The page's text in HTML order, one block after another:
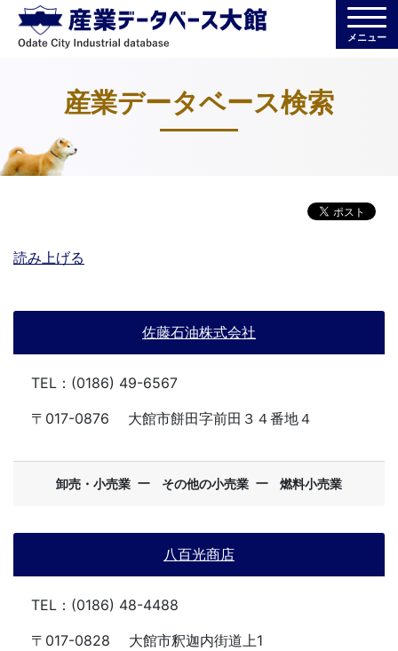
メニュー
産業データベース検索
読み上げる
佐藤石油株式会社
TEL：(0186) 49-6567
〒017-0876
大館市餅田字前田３４番地４
卸売・小売業 ー その他の小売業 ー 燃料小売業
八百光商店
TEL：(0186) 48-4488
〒017-0828
大館市釈迦内街道上1